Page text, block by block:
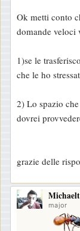
i
o
Ok metti conto
domande veloci
1)se le
che le ho
2) Lo spazio
dovrei
grazie delle
major